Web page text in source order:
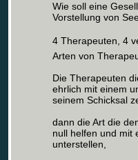
Wie soll eine
Vorstellung von
4 Therapeuten, 4
Arten von
Die Therapeuten
ehrlich mit einem
seinem Schicksal
dann die Art die
null helfen und mit
unterstellen,